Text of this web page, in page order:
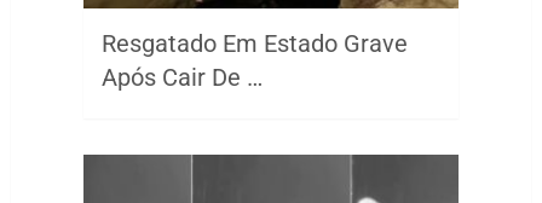
Resgatado Em Estado Grave
Após Cair De …